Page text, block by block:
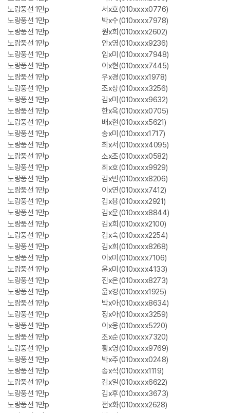
노랑풍선 1만p
서x호(010xxxx0776)
노랑풍선 1만p
박x수(010xxxx7978)
노랑풍선 1만p
원x희(010xxxx2602)
노랑풍선 1만p
안x영(010xxxx9236)
노랑풍선 1만p
임x미(010xxxx7948)
노랑풍선 1만p
이x현(010xxxx7445)
노랑풍선 1만p
우x경(010xxxx1978)
노랑풍선 1만p
조x상(010xxxx3256)
노랑풍선 1만p
김x미(010xxxx9632)
노랑풍선 1만p
한x옥(010xxxx0705)
노랑풍선 1만p
배x현(010xxxx5621)
노랑풍선 1만p
송x미(010xxxx1717)
노랑풍선 1만p
최x서(010xxxx4095)
노랑풍선 1만p
소x조(010xxxx0582)
노랑풍선 1만p
최x호(010xxxx9929)
노랑풍선 1만p
김x빈(010xxxx8206)
노랑풍선 1만p
이x연(010xxxx7412)
노랑풍선 1만p
김x용(010xxxx2921)
노랑풍선 1만p
김x운(010xxxx8844)
노랑풍선 1만p
김x희(010xxxx2100)
노랑풍선 1만p
김x숙(010xxxx2254)
노랑풍선 1만p
김x희(010xxxx8268)
노랑풍선 1만p
이x미(010xxxx7106)
노랑풍선 1만p
윤x미(010xxxx4133)
노랑풍선 1만p
진x온(010xxxx8273)
노랑풍선 1만p
윤x경(010xxxx1925)
노랑풍선 1만p
박x아(010xxxx8634)
노랑풍선 1만p
정x아(010xxxx3259)
노랑풍선 1만p
이x웅(010xxxx5220)
노랑풍선 1만p
조x순(010xxxx7320)
노랑풍선 1만p
황x영(010xxxx9769)
노랑풍선 1만p
박x주(010xxxx0248)
노랑풍선 1만p
송x석(010xxxx1119)
노랑풍선 1만p
김x일(010xxxx6622)
노랑풍선 1만p
김x후(010xxxx3673)
노랑풍선 1만p
전x화(010xxxx2628)